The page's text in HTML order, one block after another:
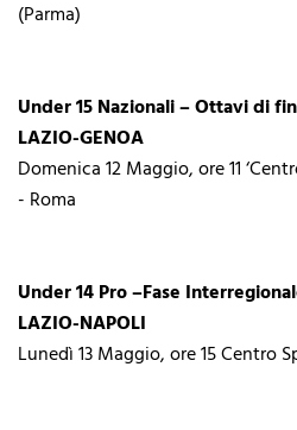
(Parma)
Under 15 Nazionali – Ottavi di
LAZIO-GENOA
Domenica 12 Maggio, ore 11
- Roma
Under 14 Pro –Fase
LAZIO-NAPOLI
Lunedì 13 Maggio, ore 15 Centro